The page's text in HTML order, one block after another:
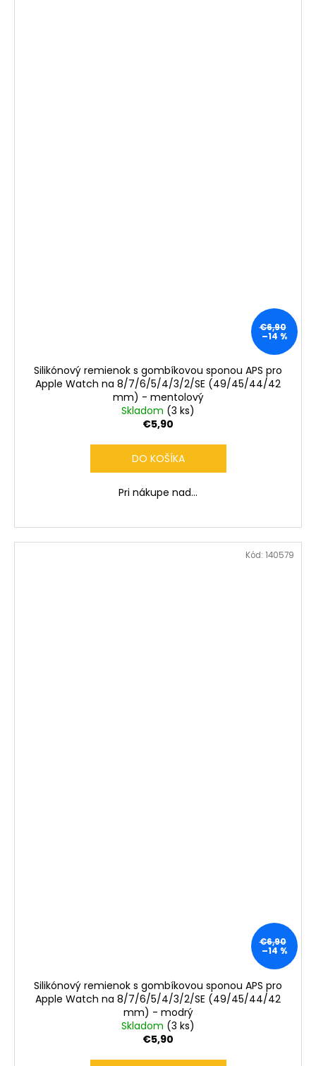
€6,90
–14 %
Silikónový remienok s gombíkovou sponou APS pro
Apple Watch na 8/7/6/5/4/3/2/SE (49/45/44/42
mm) - mentolový
Skladom (3 ks)
€5,90
DO KOŠÍKA
Pri nákupe nad...
€6,90
–14 %
Silikónový remienok s gombíkovou sponou APS pro
Apple Watch na 8/7/6/5/4/3/2/SE (49/45/44/42
mm) - modrý
Skladom (3 ks)
€5,90
Kód: 140579